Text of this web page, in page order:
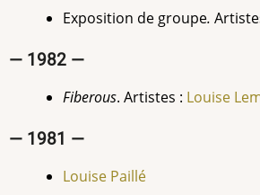
Exposition de groupe.
— 1982 —
Fiberous. Artistes : Louise
— 1981 —
Louise Paillé